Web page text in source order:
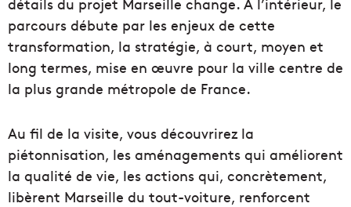
parcours débute par les enjeux de cette
transformation, la stratégie, à court, moyen et
long termes, mise en œuvre pour la ville centre de
la plus grande métropole de France.
Au fil de la visite, vous découvrirez la
piétonnisation, les aménagements qui améliorent
la qualité de vie, les actions qui, concrètement,
libèrent Marseille du tout-voiture, renforcent